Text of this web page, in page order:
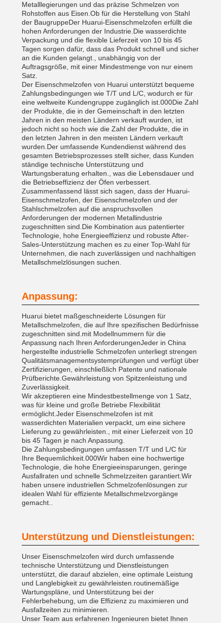
Metalllegierungen und das präzise Schmelzen von
Rohstoffen aus Eisen.Ob für die Herstellung von Stahl
der BaugruppeDer Huarui-Eisenschmelzofen erfüllt die
hohen Anforderungen der Industrie.Die wasserdichte
Verpackung und die flexible Lieferzeit von 10 bis 45
Tagen sorgen dafür, dass das Produkt schnell und sicher
an die Kunden gelangt., unabhängig von der
Auftragsgröße, mit einer Mindestmenge von nur einem
Satz.
Der Eisenschmelzofen von Huarui unterstützt bequeme
Zahlungsbedingungen wie T/T und L/C, wodurch er für
eine weltweite Kundengruppe zugänglich ist.000Die Zahl
der Produkte, die in der Gemeinschaft in den letzten
Jahren in den meisten Ländern verkauft wurden, ist
jedoch nicht so hoch wie die Zahl der Produkte, die in
den letzten Jahren in den meisten Ländern verkauft
wurden.Der umfassende Kundendienst während des
gesamten Betriebsprozesses stellt sicher, dass Kunden
ständige technische Unterstützung und
Wartungsberatung erhalten., was die Lebensdauer und
die Betriebseffizienz der Öfen verbessert.
Zusammenfassend lässt sich sagen, dass der Huarui-
Eisenschmelzofen, der Eisenschmelzofen und der
Stahlschmelzofen auf die anspruchsvollen
Anforderungen der modernen Metallindustrie
zugeschnitten sind.Die Kombination aus patentierter
Technologie, hohe Energieeffizienz und robuste After-
Sales-Unterstützung machen es zu einer Top-Wahl für
Unternehmen, die nach zuverlässigen und nachhaltigen
Metallschmelzlösungen suchen.
Anpassung:
Huarui bietet maßgeschneiderte Lösungen für
Metallschmelzofen, die auf Ihre spezifischen Bedürfnisse
zugeschnitten sind.mit Modellnummern für die
Anpassung nach Ihren AnforderungenJeder in China
hergestellte industrielle Schmelzofen unterliegt strengen
Qualitätsmanagementsystemprüfungen und verfügt über
Zertifizierungen, einschließlich Patente und nationale
Prüfberichte.Gewährleistung von Spitzenleistung und
Zuverlässigkeit.
Wir akzeptieren eine Mindestbestellmenge von 1 Satz,
was für kleine und große Betriebe Flexibilität
ermöglicht.Jeder Eisenschmelzofen ist mit
wasserdichten Materialien verpackt, um eine sichere
Lieferung zu gewährleisten., mit einer Lieferzeit von 10
bis 45 Tagen je nach Anpassung.
Die Zahlungsbedingungen umfassen T/T und L/C für
Ihre Bequemlichkeit.000Wir haben eine hochwertige
Technologie, die hohe Energieeinsparungen, geringe
Ausfallraten und schnelle Schmelzzeiten garantiert.Wir
haben unsere industriellen Schmelzofenlösungen zur
idealen Wahl für effiziente Metallschmelzvorgänge
gemacht..
Unterstützung und Dienstleistungen:
Unser Eisenschmelzofen wird durch umfassende
technische Unterstützung und Dienstleistungen
unterstützt, die darauf abzielen, eine optimale Leistung
und Langlebigkeit zu gewährleisten.routinemäßige
Wartungspläne, und Unterstützung bei der
Fehlerbehebung, um die Effizienz zu maximieren und
Ausfallzeiten zu minimieren.
Unser Team aus erfahrenen Ingenieuren bietet Ihnen